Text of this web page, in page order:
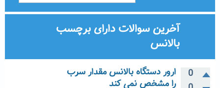
آخرین سوالات دارای برچسب
بالانس
0
ارور دستگاه بالانس مقدار سرب
را مشخص نمی کند